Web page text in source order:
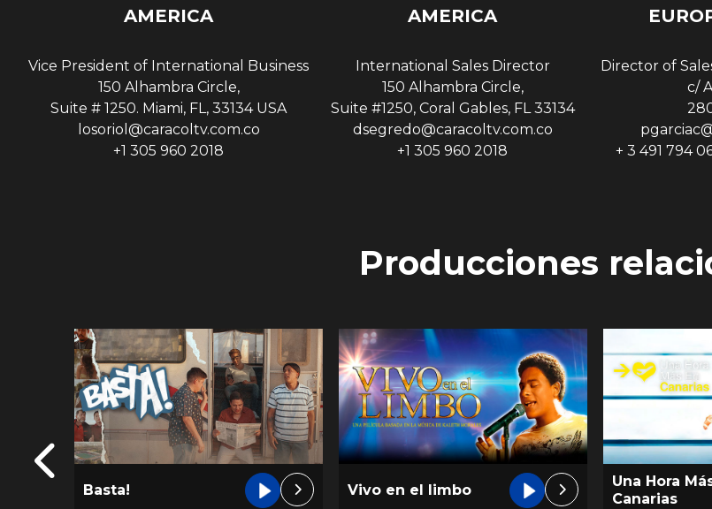
AMERICA
Vice President of International Business
150 Alhambra Circle,
Suite # 1250. Miami, FL, 33134 USA
losoriol@caracoltv.com.co
+1 305 960 2018
AMERICA
International Sales Director
150 Alhambra Circle,
Suite #1250, Coral Gables, FL 33134
dsegredo@caracoltv.com.co
+1 305 960 2018
Director of
c/
+ 3 491 794
Producciones
Basta! Vivo en el limbo
Una Hora
Canarias